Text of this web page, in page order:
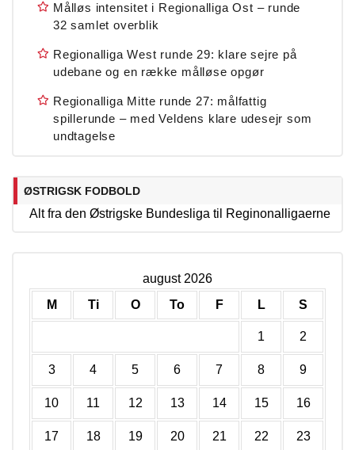
Målløs intensitet i Regionalliga Ost – runde
32 samlet overblik
Regionalliga West runde 29: klare sejre på
udebane og en række målløse opgør
Regionalliga Mitte runde 27: målfattig
spillerunde – med Veldens klare udesejr som
undtagelse
ØSTRIGSK FODBOLD
Alt fra den Østrigske Bundesliga til Reginonalligaerne
august 2026
M
Ti O To F L S
1 2
3 4 5 6 7 8 9
10 11 12 13 14 15 16
17 18 19 20 21 22 23